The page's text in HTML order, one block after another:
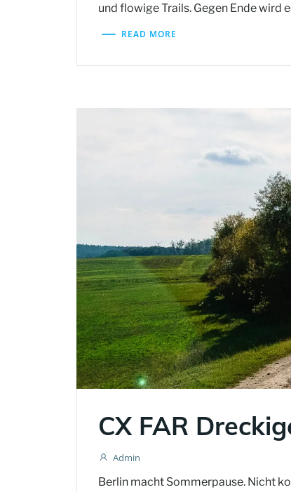
und flowige Trails. Gegen Ende wird
READ MORE
CX FAR
Admin
Berlin macht Sommerpause. Nicht